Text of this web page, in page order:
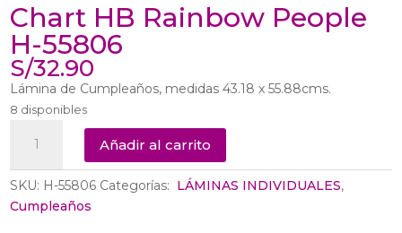
Chart HB Rainbow People
H-55806
S/32.90
Lámina de Cumpleaños, medidas 43.18 x 55.88cms.
8 disponibles
Rainbow
People
H-
Añadir al carrito
SKU: H-55806 Categorías: ‎ LÁMINAS INDIVIDUALES,
Cumpleaños